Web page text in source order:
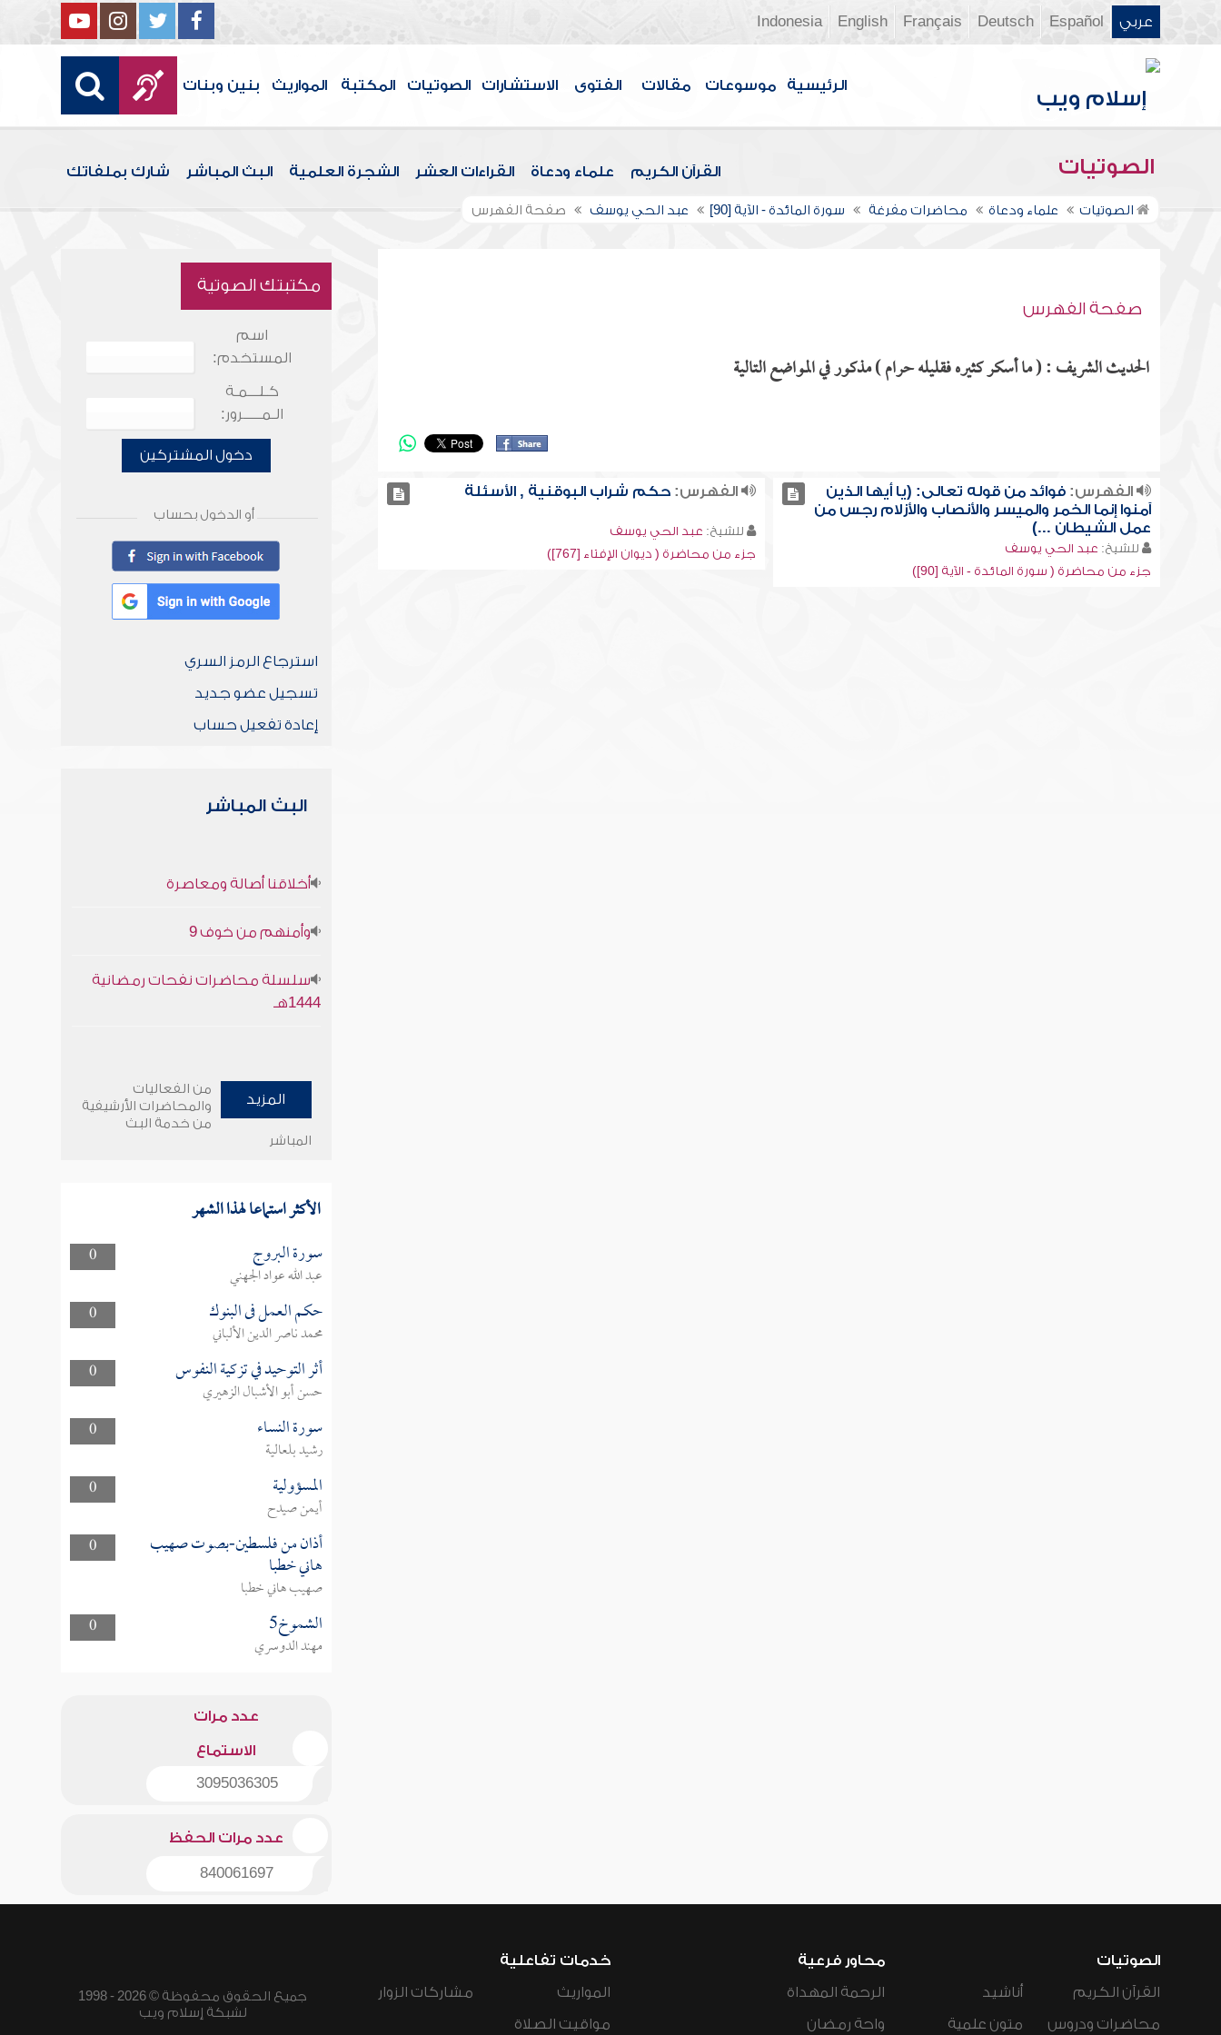
عربي Español
Deutsch
Français
English
Indonesia
الرئيسية موسوعات مقالات الفتوى الاستشارات الصوتيات المكتبة المواريث بنين وبنات
الصوتيات القرآن الكريم علماء ودعاة القراءات العشر الشجرة العلمية البث المباشر شارك بملفاتك
الصوتيات علماء ودعاة محاضرات مفرغة سورة المائدة - الآية [90] عبد الحي يوسف صفحة الفهرس
صفحة الفهرس
الحديث الشريف : ( ما أسكر كثيره فقليله حرام ) مذكور في المواضع التالية
الفهرس:فوائد من قوله تعالى: (يا أيها الذين
آمنوا إنما الخمر والميسر والأنصاب والأزلام رجس من
عمل الشيطان ...)
للشيخ: عبد الحي يوسف
جزء من محاضرة ( سورة المائدة - الآية [90])
الفهرس: حكم شراب البوقنية , الأسئلة
للشيخ: عبد الحي يوسف
جزء من محاضرة ( ديوان الإفتاء [767])
مكتبتك الصوتية
اسم
المستخدم:
كـلـــمـة
الـمـــــرور:
دخول المشتركين
أو الدخول بحساب
استرجاع الرمز السري
تسجيل عضو جديد
إعادة تفعيل حساب
البث المباشر
أخلاقنا أصالة ومعاصرة
وأمنهم من خوف 9
سلسلة محاضرات نفحات رمضانية
1444هـ
المزيد
من الفعاليات
والمحاضرات الأرشيفية
من خدمة البث
المباشر
الأكثر استماعا لهذا الشهر
0 سورة البروج
عبد الله عواد الجهني
0
حكم العمل فى البنوك
محمد ناصر الدين الألباني
0
أثر التوحيد في تزكية النفوس
حسن أبو الأشبال الزهيري
0
سورة النساء
رشيد بلعالية
0
المسؤولية
أيمن صيدح
0
أذان من فلسطين-بصوت صهيب
هاني خطبا
صهيب هاني خطبا
0
الشموخ5
مهند الدوسري
عدد مرات
الاستماع
3095036305
عدد مرات الحفظ
840061697
الصوتيات
القرآن الكريم
محاضرات ودروس
أناشيد
متون علمية
محاور فرعية
الرحمة المهداة
واحة رمضان
خدمات تفاعلية
المواريث
مواقيت الصلاة
مشاركات الزوار
جميع الحقوق محفوظة © 2026 - 1998
لشبكة إسلام ويب